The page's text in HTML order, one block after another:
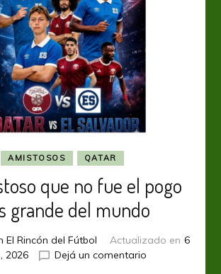
AMISTOSOS QATAR
que no fue el pogo
grande del mundo
El Rincón del Fútbol Actualizado en 6
2026
Dejá un comentarioen